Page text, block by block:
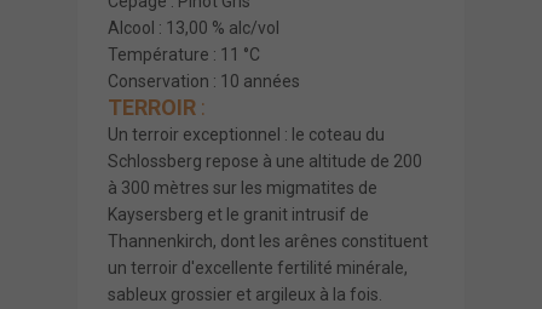
Alcool : 13,00 % alc/vol
Température : 11 °C
Conservation : 10 années
TERROIR :
Un terroir exceptionnel : le coteau du
Schlossberg repose à une altitude de 200
à 300 mètres sur les migmatites de
Kaysersberg et le granit intrusif de
Thannenkirch, dont les arênes constituent
un terroir d'excellente fertilité minérale,
sableux grossier et argileux à la fois.